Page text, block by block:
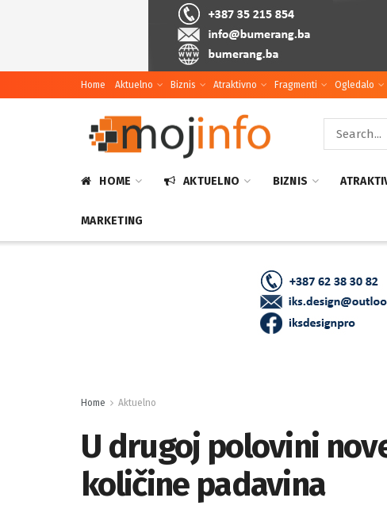
Home Aktuelno Biznis Atraktivno Fragmenti Ogledalo
HOME AKTUELNO BIZNIS
MARKETING
Home Aktuelno
U drugoj polovini
količine padavina